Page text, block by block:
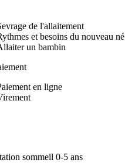
de l'allaitement
et besoins du nouveau né
un bambin
en ligne
sommeil 0-5 ans